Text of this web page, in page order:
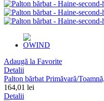
Adaugă la Favorite
Detalii
Palton bărbat Primăvară/
164,01 lei
Detalii